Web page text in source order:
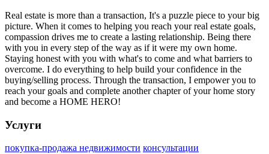
Real estate is more than a transaction, It's a puzzle piece to your big
picture. When it comes to helping you reach your real estate goals,
compassion drives me to create a lasting relationship. Being there
with you in every step of the way as if it were my own home.
Staying honest with you with what's to come and what barriers to
overcome. I do everything to help build your confidence in the
buying/selling process. Through the transaction, I empower you to
reach your goals and complete another chapter of your home story
and become a HOME HERO!
Услуги
покупка-продажа недвижимости консультации